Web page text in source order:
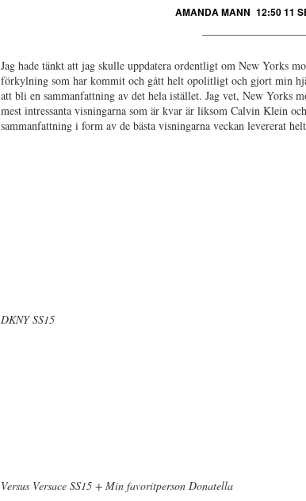
AMANDA MANN 12:50 11
Jag hade tänkt att jag skulle uppdatera ordentligt om New Yorks
förkylning som har kommit och gått helt opolitligt och gjort min
att bli en sammanfattning av det hela istället. Jag vet, New Yorks
mest intressanta visningarna som är kvar är liksom Calvin Klein
sammanfattning i form av de bästa visningarna veckan levererat
DKNY SS15
Versus Versace SS15 + Min favoritperson Donatella